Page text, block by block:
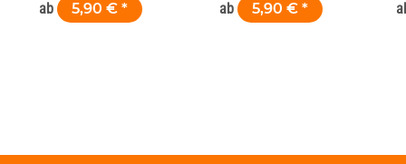
ab
5,90 € *
ab
5,90 € *